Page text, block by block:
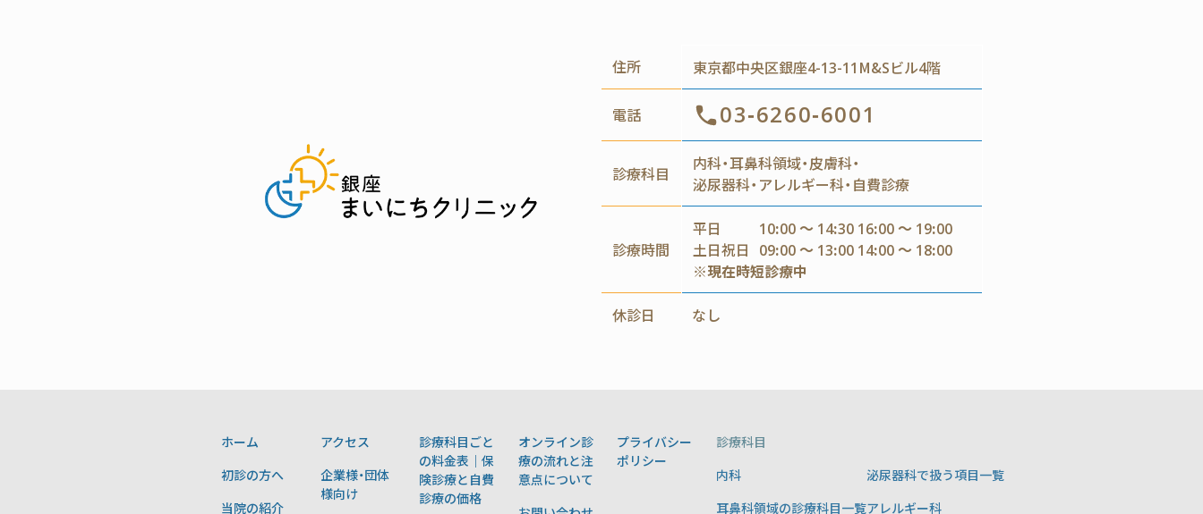
住所 東京都中央区銀座4-13-11M&Sビル4階
電話 03-6260-6001
診療科目
内科・耳鼻科領域・皮膚科・
泌尿器科・アレルギー科・自費診療
診療時間
平日
10:00 ～ 14:30 16:00 ～ 19:00
土日祝日 09:00 ～ 13:00 14:00 ～ 18:00
※現在時短診療中
休診日 なし
ホーム
初診の方へ
当院の紹介
アクセス
企業様・団体
様向け
診療科目ごと
の料金表｜保
険診療と自費
診療の価格
オンライン診
療の流れと注
意点について
プライバシー
ポリシー
診療科目
内科
耳鼻科領域の診療科目一覧
泌尿器科で扱う項目一覧
アレルギー科